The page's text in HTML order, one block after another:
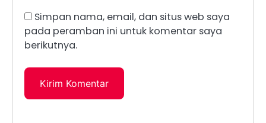
Simpan nama, email, dan situs web saya
pada peramban ini untuk komentar saya
berikutnya.